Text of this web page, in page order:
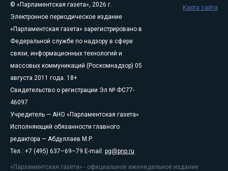
© «Парламентская газета», 2026 г.
Электронное периодическое издание
«Парламентская газета» зарегистрировано в
Федеральной службе по надзору в сфере
связи, информационных технологий и
массовых коммуникаций (Роскомнадзор) 05
августа 2011 года. 18+
Свидетельство о регистрации Эл № ФС77-
46097
Учредитель — АНО «Парламентская газета»
Исполняющий обязанности главного
редактора — Абдуллаев М.Р.
Тел.: +7 (495) 637–69–79 E-mail: pg@pnp.ru
«Парламентская газета» - официальное еженедельное издание
Карта сайта